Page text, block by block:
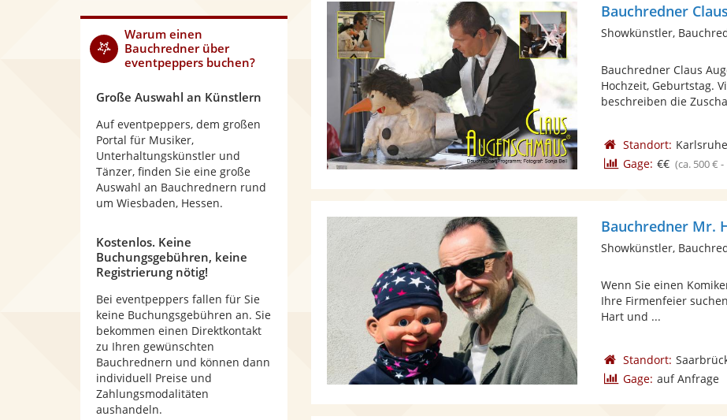
Bauchredner
Showkünstler,
Bauchredner Claus
Hochzeit, Geburtstag.
beschreiben die
Standort: Karlsruhe
Gage: €€ (ca. 500 €
Bauchredner Mr.
Showkünstler,
Wenn Sie einen
Ihre Firmenfeier
Hart und ...
Standort:
Gage: auf Anfrage
Warum einen
Bauchrednerüber
eventpeppers buchen?
Große Auswahl an Künstlern
Auf eventpeppers, dem großen
Portal für Musiker,
Unterhaltungskünstler und
Tänzer, finden Sie eine große
Auswahl an Bauchrednern rund
um Wiesbaden, Hessen.
Kostenlos. Keine
Buchungsgebühren, keine
Registrierung nötig!
Bei eventpeppers fallen für Sie
keine Buchungsgebühren an. Sie
bekommen einen Direktkontakt
zu Ihren gewünschten
Bauchrednern und können dann
individuell Preise und
Zahlungsmodalitäten
aushandeln.